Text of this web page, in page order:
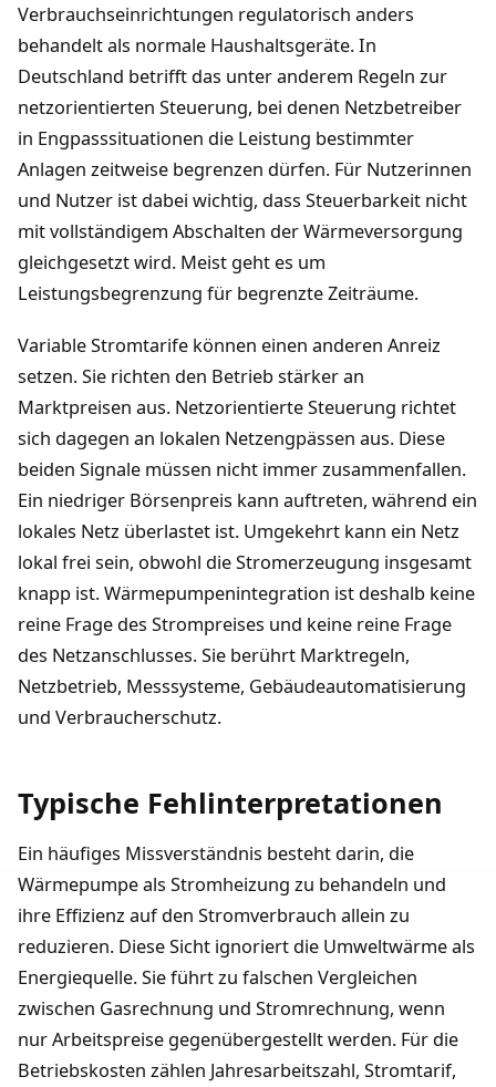
Verbrauchseinrichtungen regulatorisch anders
behandelt als normale Haushaltsgeräte. In
Deutschland betrifft das unter anderem Regeln zur
netzorientierten Steuerung, bei denen Netzbetreiber
in Engpasssituationen die Leistung bestimmter
Anlagen zeitweise begrenzen dürfen. Für Nutzerinnen
und Nutzer ist dabei wichtig, dass Steuerbarkeit nicht
mit vollständigem Abschalten der Wärmeversorgung
gleichgesetzt wird. Meist geht es um
Leistungsbegrenzung für begrenzte Zeiträume.
Variable Stromtarife können einen anderen Anreiz
setzen. Sie richten den Betrieb stärker an
Marktpreisen aus. Netzorientierte Steuerung richtet
sich dagegen an lokalen Netzengpässen aus. Diese
beiden Signale müssen nicht immer zusammenfallen.
Ein niedriger Börsenpreis kann auftreten, während ein
lokales Netz überlastet ist. Umgekehrt kann ein Netz
lokal frei sein, obwohl die Stromerzeugung insgesamt
knapp ist. Wärmepumpenintegration ist deshalb keine
reine Frage des Strompreises und keine reine Frage
des Netzanschlusses. Sie berührt Marktregeln,
Netzbetrieb, Messsysteme, Gebäudeautomatisierung
und Verbraucherschutz.
Typische Fehlinterpretationen
Ein häufiges Missverständnis besteht darin, die
Wärmepumpe als Stromheizung zu behandeln und
ihre Effizienz auf den Stromverbrauch allein zu
reduzieren. Diese Sicht ignoriert die Umweltwärme als
Energiequelle. Sie führt zu falschen Vergleichen
zwischen Gasrechnung und Stromrechnung, wenn
nur Arbeitspreise gegenübergestellt werden. Für die
Betriebskosten zählen Jahresarbeitszahl, Stromtarif,